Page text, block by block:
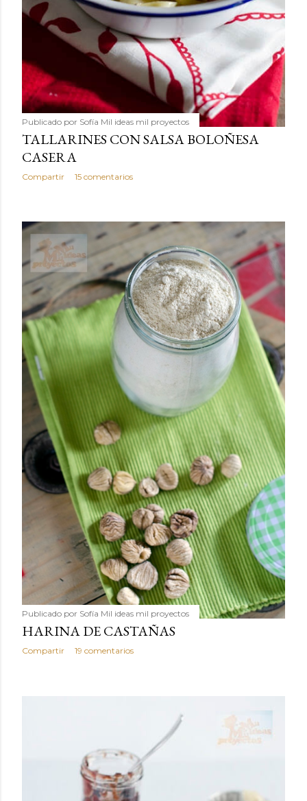
Publicado por Sofía Mil ideas mil proyectos
TALLARINES CON SALSA BOLOÑESA
CASERA
Compartir 15 comentarios
Publicado por Sofía Mil ideas mil proyectos
HARINA DE CASTAÑAS
Compartir 19 comentarios